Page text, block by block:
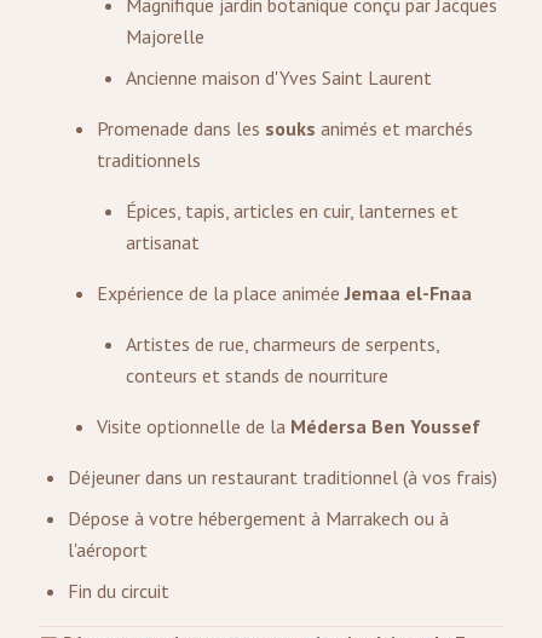
Magnifique jardin botanique conçu par Jacques
Majorelle
Ancienne maison d'Yves Saint Laurent
Promenade dans les souks animés et marchés
traditionnels
Épices, tapis, articles en cuir, lanternes et
artisanat
Expérience de la place animéeJemaa el-Fnaa
Artistes de rue, charmeurs de serpents,
conteurs et stands de nourriture
Visite optionnelle de la Médersa Ben Youssef
Déjeuner dans un restaurant traditionnel (à vos frais)
Dépose à votre hébergement à Marrakech ou à
l'aéroport
Fin du circuit